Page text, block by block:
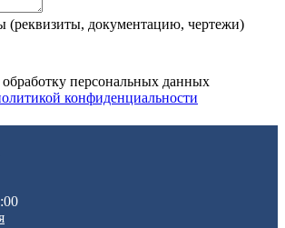
(реквизиты, документацию, чертежи)
обработку персональных данных
конфиденциальности